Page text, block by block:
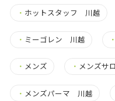
・ ホットスタッフ 川越
・ ミーゴレン 川越 ・
・ メンズ ・ メンズサ
・ メンズパーマ 川越